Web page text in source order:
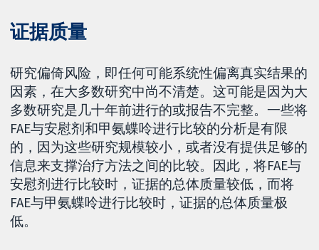
证据质量
研究偏倚风险，即任何可能系统性偏离真实结果的
因素，在大多数研究中尚不清楚。这可能是因为大
多数研究是几十年前进行的或报告不完整。一些将
FAE与安慰剂和甲氨蝶呤进行比较的分析是有限
的，因为这些研究规模较小，或者没有提供足够的
信息来支撑治疗方法之间的比较。因此，将FAE与
安慰剂进行比较时，证据的总体质量较低，而将
FAE与甲氨蝶呤进行比较时，证据的总体质量极
低。